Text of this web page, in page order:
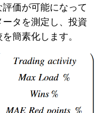
価が可能になって
タを測定し、投資
簡素化します。